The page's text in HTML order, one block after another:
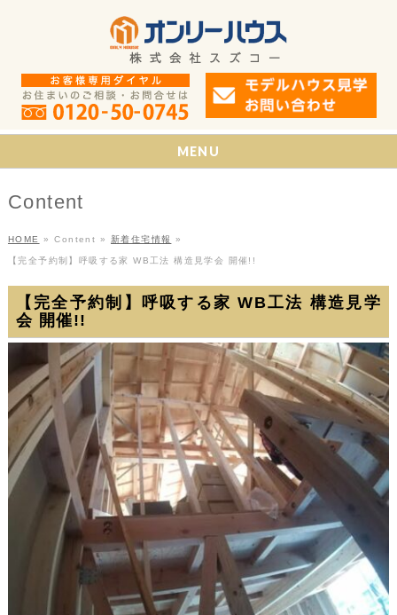
MENU
Content
HOME » Content » 新着住宅情報 »
【完全予約制】呼吸する家 WB工法 構造見学会 開催!!
【完全予約制】呼吸する家 WB工法 構造見学
会 開催!!